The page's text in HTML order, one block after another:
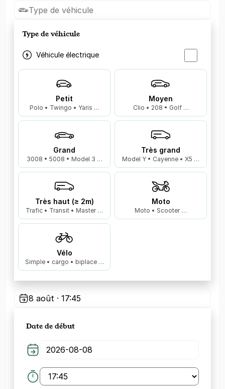
Type de véhicule
Type de véhicule
Véhicule électrique
Petit
Polo • Twingo • Yaris …
Moyen
Clio • 208 • Golf …
Grand
3008 • 5008 • Model 3 …
Très grand
Model Y • Cayenne • X5 …
Très haut (≥ 2m)
Trafic • Transit • Master …
Moto
Moto • Scooter …
Vélo
Simple • cargo • biplace …
8 août · 17:45
Date de début